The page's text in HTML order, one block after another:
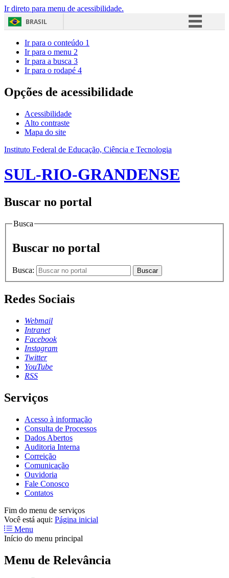
Ir direto para menu de acessibilidade.
BRASIL
Acesso à informação
Ir para o conteúdo 1
Ir para o menu 2
Ir para a busca 3
Ir para o rodapé 4
Opções de acessibilidade
Acessibilidade
Alto contraste
Mapa do site
Instituto Federal de Educação, Ciência e Tecnologia
SUL-RIO-GRANDENSE
Buscar no portal
Busca
Buscar no portal
Busca: Buscar
Redes Sociais
Webmail
Intranet
Facebook
Instagram
Twitter
YouTube
RSS
Serviços
Acesso à informação
Consulta de Processos
Dados Abertos
Auditoria Interna
Correição
Comunicação
Ouvidoria
Fale Conosco
Contatos
Fim do menu de serviços
Você está aqui: Página inicial
Menu
Início do menu principal
Menu de Relevância